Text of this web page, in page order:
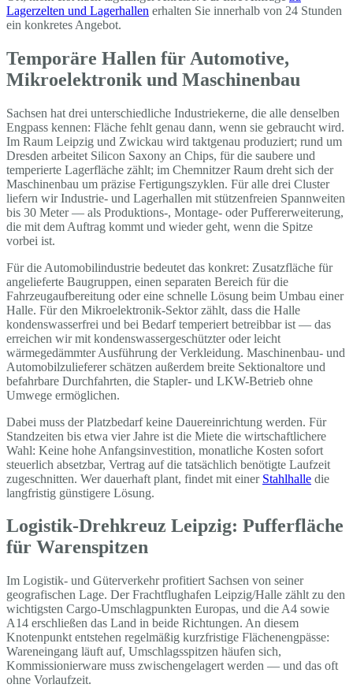
Lagerzelten und Lagerhallen erhalten Sie innerhalb von 24 Stunden
ein konkretes Angebot.
Temporäre Hallen für Automotive,
Mikroelektronik und Maschinenbau
Sachsen hat drei unterschiedliche Industriekerne, die alle denselben
Engpass kennen: Fläche fehlt genau dann, wenn sie gebraucht wird.
Im Raum Leipzig und Zwickau wird taktgenau produziert; rund um
Dresden arbeitet Silicon Saxony an Chips, für die saubere und
temperierte Lagerfläche zählt; im Chemnitzer Raum dreht sich der
Maschinenbau um präzise Fertigungszyklen. Für alle drei Cluster
liefern wir Industrie- und Lagerhallen mit stützenfreien Spannweiten
bis 30 Meter — als Produktions-, Montage- oder Puffererweiterung,
die mit dem Auftrag kommt und wieder geht, wenn die Spitze
vorbei ist.
Für die Automobilindustrie bedeutet das konkret: Zusatzfläche für
angelieferte Baugruppen, einen separaten Bereich für die
Fahrzeugaufbereitung oder eine schnelle Lösung beim Umbau einer
Halle. Für den Mikroelektronik-Sektor zählt, dass die Halle
kondenswasserfrei und bei Bedarf temperiert betreibbar ist — das
erreichen wir mit kondenswassergeschützter oder leicht
wärmegedämmter Ausführung der Verkleidung. Maschinenbau- und
Automobilzulieferer schätzen außerdem breite Sektionaltore und
befahrbare Durchfahrten, die Stapler- und LKW-Betrieb ohne
Umwege ermöglichen.
Dabei muss der Platzbedarf keine Dauereinrichtung werden. Für
Standzeiten bis etwa vier Jahre ist die Miete die wirtschaftlichere
Wahl: Keine hohe Anfangsinvestition, monatliche Kosten sofort
steuerlich absetzbar, Vertrag auf die tatsächlich benötigte Laufzeit
zugeschnitten. Wer dauerhaft plant, findet mit einer Stahlhalle die
langfristig günstigere Lösung.
Logistik-Drehkreuz Leipzig: Pufferfläche
für Warenspitzen
Im Logistik- und Güterverkehr profitiert Sachsen von seiner
geografischen Lage. Der Frachtflughafen Leipzig/Halle zählt zu den
wichtigsten Cargo-Umschlagpunkten Europas, und die A4 sowie
A14 erschließen das Land in beide Richtungen. An diesem
Knotenpunkt entstehen regelmäßig kurzfristige Flächenengpässe:
Wareneingang läuft auf, Umschlagsspitzen häufen sich,
Kommissionierware muss zwischengelagert werden — und das oft
ohne Vorlaufzeit.